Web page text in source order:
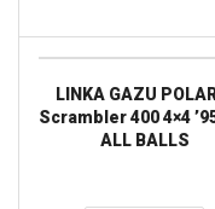
BALLS
LINKA GAZU
Scrambler 400 4×4
ALL BALLS